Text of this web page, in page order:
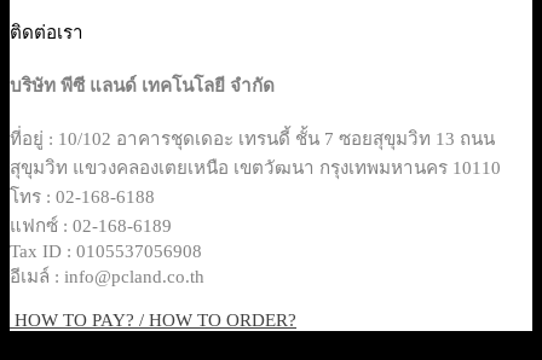
ติดต่อเรา
บริษัท พีซี แลนด์ เทคโนโลยี จำกัด
ที่อยู่ : 10/102 อาคารชุดเดอะ เทรนดี้ ชั้น 7 ซอยสุขุมวิท 13 ถนน
สุขุมวิท แขวงคลองเตยเหนือ เขตวัฒนา กรุงเทพมหานคร 10110
โทร : 02-168-6188
แฟกซ์ : 02-168-6189
Tax ID : 0105537056908
อีเมล์ : info@pcland.co.th
HOW TO PAY? / HOW TO ORDER?